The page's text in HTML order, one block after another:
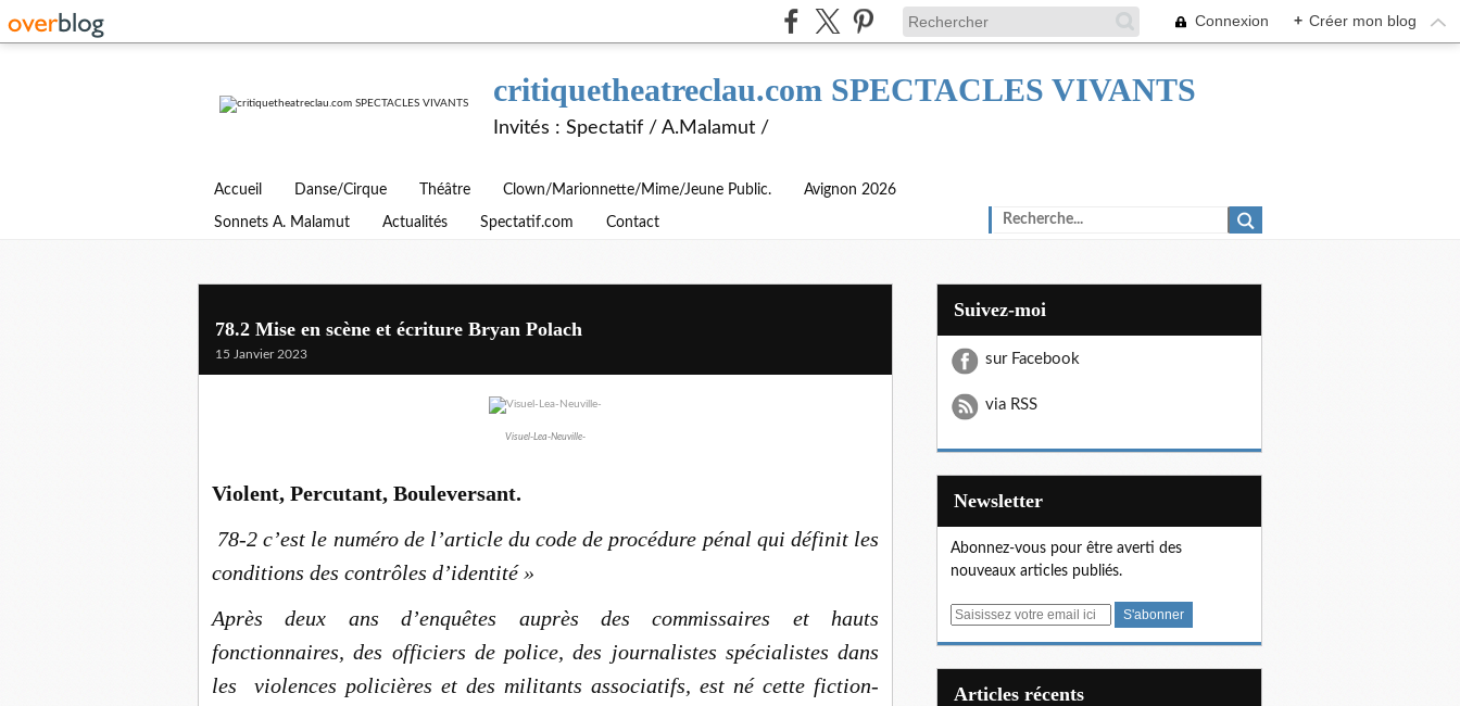
Connexion + Créer mon blog
critiquetheatreclau.com SPECTACLES VIVANTS
Invités : Spectatif / A.Malamut /
Accueil Danse/Cirque Théâtre Clown/Marionnette/Mime/Jeune Public. Avignon 2026
Sonnets A. Malamut Actualités Spectatif.com Contact
78.2 Mise en scène et écriture Bryan Polach
15 Janvier 2023
Visuel-Lea-Neuville-
Violent, Percutant, Bouleversant.
78-2 c’est le numéro de l’article du code de procédure pénal qui définit les
conditions des contrôles d’identité »
Après deux ans d’enquêtes auprès des commissaires et hauts
fonctionnaires, des officiers de police, des journalistes spécialistes dans
les violences policières et des militants associatifs, est né cette fiction-
Suivez-moi
sur Facebook
via RSS
Newsletter
Abonnez-vous pour être averti des
nouveaux articles publiés.
E
articles récents